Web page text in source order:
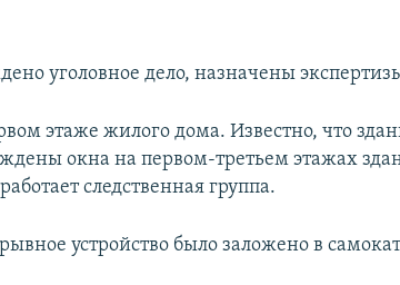
уголовное дело, назначены
этаже жилого дома. Известно, что
окна на первом-третьем этажах
следственная группа.
устройство было заложено в